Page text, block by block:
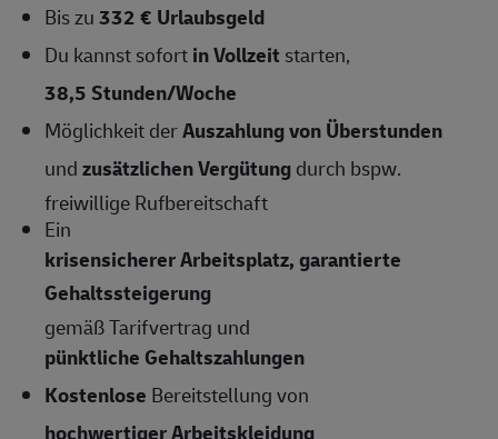
Bis zu332 € Urlaubsgeld
Du kannst sofortin Vollzeit starten,
38,5 Stunden/Woche
Möglichkeit derAuszahlung von Überstunden
undzusätzlichen Vergütungdurch bspw.
freiwillige Rufbereitschaft
Ein
krisensicherer Arbeitsplatz, garantierte
Gehaltssteigerung
gemäß Tarifvertrag und
pünktliche Gehaltszahlungen
Kostenlose Bereitstellung von
hochwertiger Arbeitskleidung